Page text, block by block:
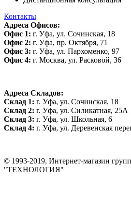
Контакты
Адреса Офисов:
Офис 1: г. Уфа, ул. Сочинская, 18
Офис 2: г. Уфа, пр. Октября, 71
Офис 3: г. Уфа, ул. Пархоменко, 97
Офис 4: г. Москва, ул. Расковой, 36
Адреса Складов:
Склад 1: г. Уфа, ул. Сочинская, 18
Склад 2: г. Уфа, ул. Силикатная, 25А
Склад 3: г. Уфа, ул. Школьная, 6
Склад 4: г. Уфа, ул. Деревенская
© 1993-2019, Интернет-магазин
"ТЕХНОЛОГИЯ"